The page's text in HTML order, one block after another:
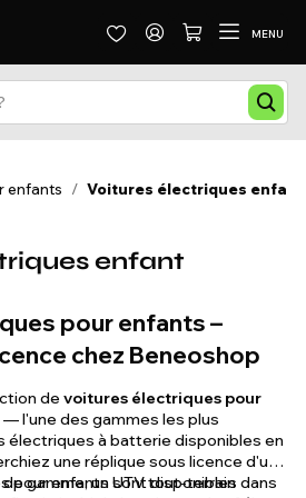
MENU
enfants / Voitures électriques enfant
enfant
pour enfants –
chez Beneoshop
de voitures électriques pour
l'une des gammes les plus
électriques à batterie disponibles en
une réplique sous licence d'une
gamme, un UTV tout-terrain
pour enfants sont disponibles dans